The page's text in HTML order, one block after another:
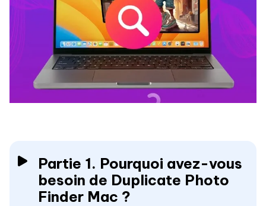
Partie 1. Pourquoi avez-vous
besoin de Duplicate Photo
Finder Mac ?